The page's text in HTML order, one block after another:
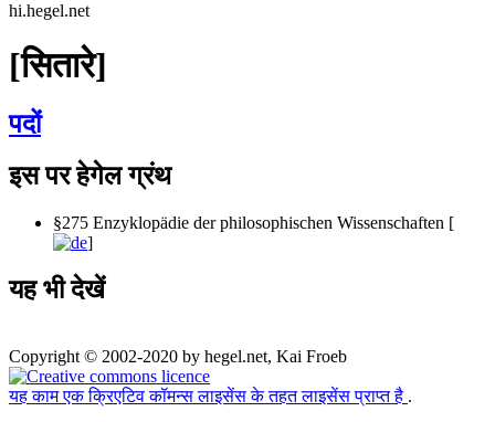
hi.hegel.net
[सितारे]
पदों
इस पर हेगेल ग्रंथ
§275 Enzyklopädie der philosophischen Wissenschaften [
]
यह भी देखें
Copyright © 2002-2020 by hegel.net, Kai Froeb
यह काम एक क्रिएटिव कॉमन्स लाइसेंस के तहत लाइसेंस प्राप्त है .